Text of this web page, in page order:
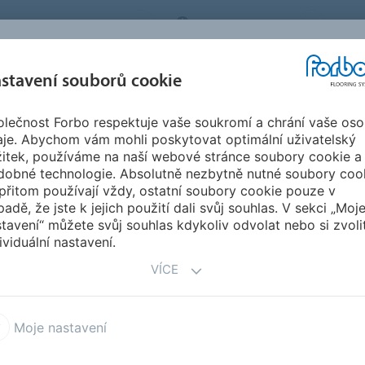
FLOORING SYSTEMS CZECH REPUBLIC
A
UDRŽITELNOST
STAHOVÁNÍ
DOKUMENTŮ
Home Marmoleum Home
změní vaši podlahu
souborů cookie
Forbo respektuje vaše soukromí a chrání vaše
Abychom vám mohli poskytovat optimální uživatelský
používáme na naší webové stránce soubory cookie a
technologie. Absolutně nezbytně nutné soubory
používají vždy, ostatní soubory cookie pouze v
že jste k jejich použití dali svůj souhlas. V sekci
můžete svůj souhlas kdykoliv odvolat nebo si
nastavení.
VÍCE
Moje nastavení